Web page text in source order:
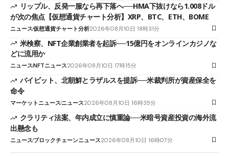
リップル、反発一服なら再下落へ──HMA下抜けなら1.008ドル
が次の焦点【仮想通貨チャート分析】XRP、BTC、ETH、BOME
ニュース仮想通貨チャート分析2026年08月10日 18時31分
米検察、NFT企業創業者を起訴──15億円をオンラインカジノな
どに流用か
ニュースNFTニュース2026年08月10日 17時15分
バイビット、北朝鮮とラザルスを提訴──米裁判所が資産保全を
命令
マーケットニュースニュース2026年08月10日 16時35分
クラリティ法案、年内成立に慎重論──米暗号資産投資の海外流
出懸念も
ニュースブロックチェーンニュース2026年08月10日 16時07分